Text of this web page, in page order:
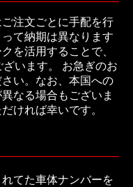
注文ごとに手配を行
て納期は異なります
を活用することで、
います。 お急ぎのお
い。なお、本国への
なる場合もございま
ければ幸いです。
てた車体ナンバーを